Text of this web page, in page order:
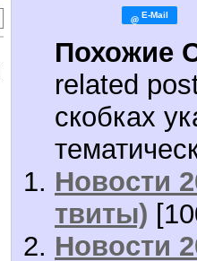
Похожие
related
скобках
Новости
твиты)
Новости